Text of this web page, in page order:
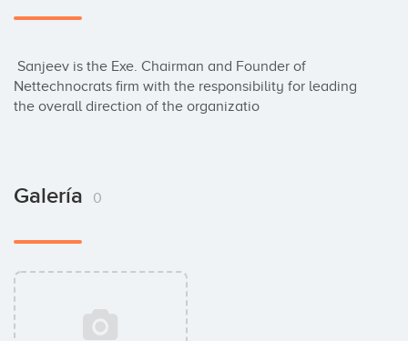
Nettechnocrats firm with the responsibility for leading
the overall direction of the organizatio
Galería 0